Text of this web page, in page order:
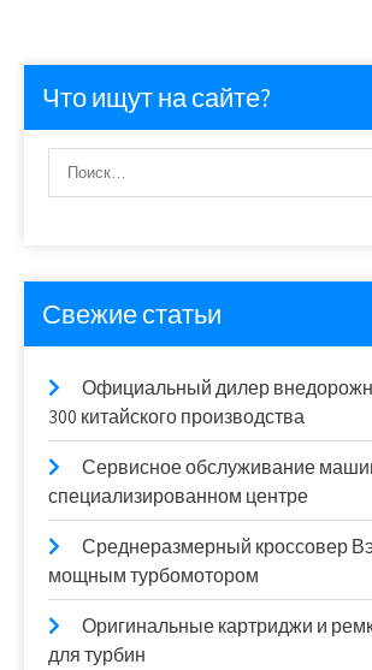
Что ищут на сайте?
Свежие статьи
Официальный дилер
300 китайского производства
Сервисное обслуживание
специализированном центре
Среднеразмерный кроссовер
мощным турбомотором
Оригинальные картриджи и
для турбин